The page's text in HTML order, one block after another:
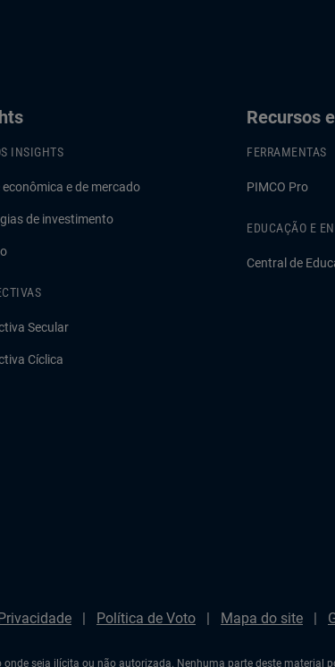
INSIGHTS
econômica e de mercado
de investimento
Secular
Cíclica
Recursos
FERRAMENTAS
PIMCO Pro
EDUCAÇÃO E
Central de
Política de Voto Mapa do site
seja ilícita ou não autorizada. Nenhuma parte deste